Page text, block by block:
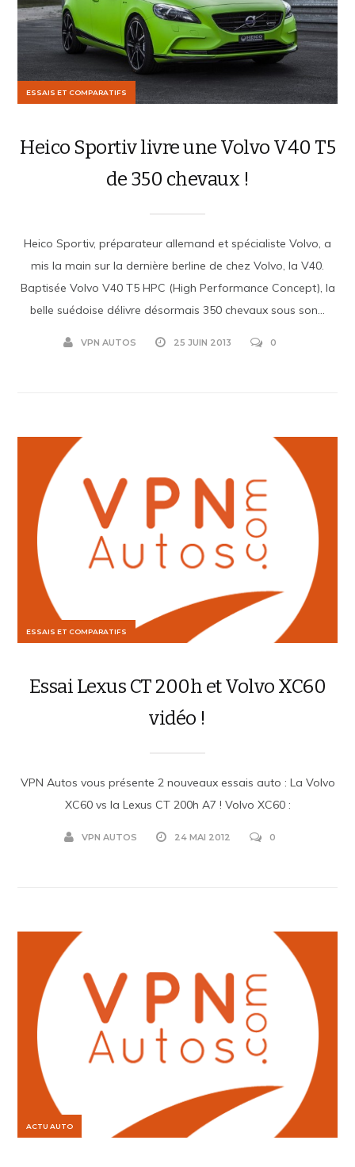
ESSAIS ET COMPARATIFS
Heico Sportiv livre une Volvo V40 T5
de 350 chevaux !
Heico Sportiv, préparateur allemand et spécialiste Volvo, a
mis la main sur la dernière berline de chez Volvo, la V40.
Baptisée Volvo V40 T5 HPC (High Performance Concept), la
belle suédoise délivre désormais 350 chevaux sous son...
VPN AUTOS 25 JUIN 2013 0
ESSAIS ET COMPARATIFS
Essai Lexus CT 200h et Volvo XC60
vidéo !
VPN Autos vous présente 2 nouveaux essais auto : La Volvo
XC60 vs la Lexus CT 200h A7 ! Volvo XC60 :
VPN AUTOS 24 MAI 2012 0
ACTU AUTO